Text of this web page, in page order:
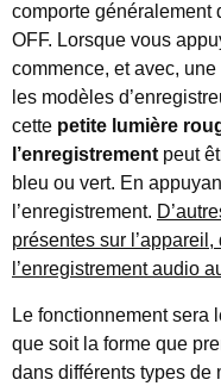
comporte généralement
OFF. Lorsque vous
commence, et avec,
les modèles
cette petite lumière
l’enregistrement peut
bleu ou vert. En
l’enregistrement.
présentes sur
l’enregistrement audio
Le fonctionnement sera
que soit la forme que
dans différents types de